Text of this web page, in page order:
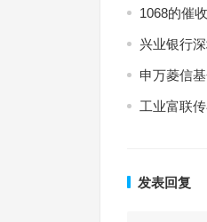
1068的催
兴业银行
申万菱信
工业富联
发表回复